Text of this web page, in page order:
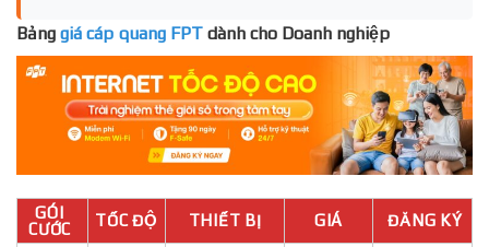
Bảng giá cáp quang FPT dành cho Doanh nghiệp
GÓI
CƯỚC
TỐC ĐỘ THIẾT BỊ GIÁ ĐĂNG KÝ